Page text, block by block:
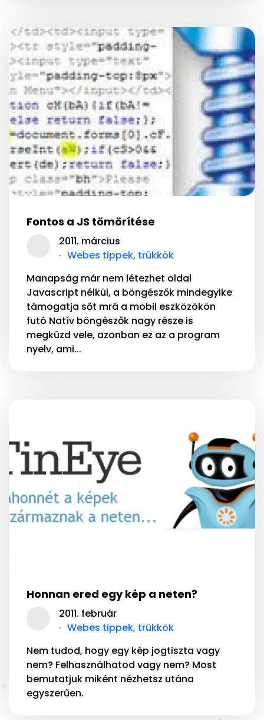
Fontos a JS tömörítése
2011. március
Webes tippek, trükkök
Manapság már nem létezhet oldal
Javascript nélkül, a böngészők mindegyike
támogatja sőt mrá a mobil eszközökön
futó Natív böngészők nagy része is
megküzd vele, azonban ez az a program
nyelv, ami...
Honnan ered egy kép a neten?
2011. február
Webes tippek, trükkök
Nem tudod, hogy egy kép jogtiszta vagy
nem? Felhasználhatod vagy nem? Most
bemutatjuk miként nézhetsz utána
egyszerűen.